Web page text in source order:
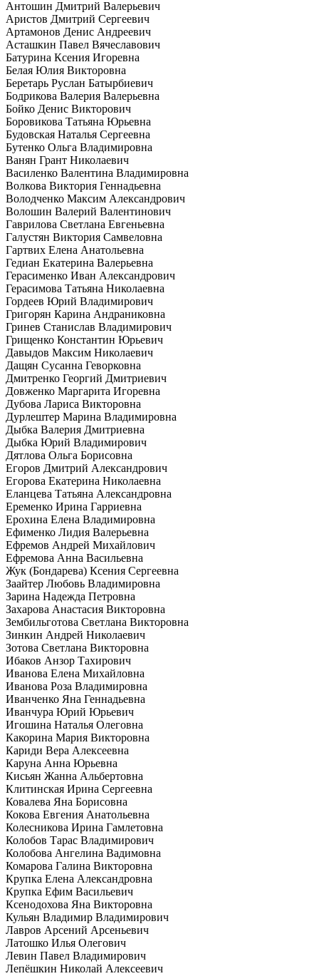
Антошин Дмитрий Валерьевич
Аристов Дмитрий Сергеевич
Артамонов Денис Андреевич
Асташкин Павел Вячеславович
Батурина Ксения Игоревна
Белая Юлия Викторовна
Беретарь Руслан Батырбиевич
Бодрикова Валерия Валерьевна
Бойко Денис Викторович
Боровикова Татьяна Юрьевна
Будовская Наталья Сергеевна
Бутенко Ольга Владимировна
Ванян Грант Николаевич
Василенко Валентина Владимировна
Волкова Виктория Геннадьевна
Володченко Максим Александрович
Волошин Валерий Валентинович
Гаврилова Светлана Евгеньевна
Галустян Виктория Самвеловна
Гартвих Елена Анатольевна
Гедиан Екатерина Валерьевна
Герасименко Иван Александрович
Герасимова Татьяна Николаевна
Гордеев Юрий Владимирович
Григорян Карина Андраниковна
Гринев Станислав Владимирович
Грищенко Константин Юрьевич
Давыдов Максим Николаевич
Дащян Сусанна Геворковна
Дмитренко Георгий Дмитриевич
Довженко Маргарита Игоревна
Дубова Лариса Викторовна
Дурлештер Марина Владимировна
Дыбка Валерия Дмитриевна
Дыбка Юрий Владимирович
Дятлова Ольга Борисовна
Егоров Дмитрий Александрович
Егорова Екатерина Николаевна
Еланцева Татьяна Александровна
Еременко Ирина Гарриевна
Ерохина Елена Владимировна
Ефименко Лидия Валерьевна
Ефремов Андрей Михайлович
Ефремова Анна Васильевна
Жук (Бондарева) Ксения Сергеевна
Заайтер Любовь Владимировна
Зарина Надежда Петровна
Захарова Анастасия Викторовна
Зембильготова Светлана Викторовна
Зинкин Андрей Николаевич
Зотова Светлана Викторовна
Ибаков Анзор Тахирович
Иванова Елена Михайловна
Иванова Роза Владимировна
Иванченко Яна Геннадьевна
Иванчура Юрий Юрьевич
Игошина Наталья Олеговна
Какорина Мария Викторовна
Кариди Вера Алексеевна
Каруна Анна Юрьевна
Кисьян Жанна Альбертовна
Клитинская Ирина Сергеевна
Ковалева Яна Борисовна
Кокова Евгения Анатольевна
Колесникова Ирина Гамлетовна
Колобов Тарас Владимирович
Колобова Ангелина Вадимовна
Комарова Галина Викторовна
Крупка Елена Александровна
Крупка Ефим Васильевич
Ксенодохова Яна Викторовна
Кульян Владимир Владимирович
Лавров Арсений Арсеньевич
Латошко Илья Олегович
Левин Павел Владимирович
Лепёшкин Николай Алексеевич